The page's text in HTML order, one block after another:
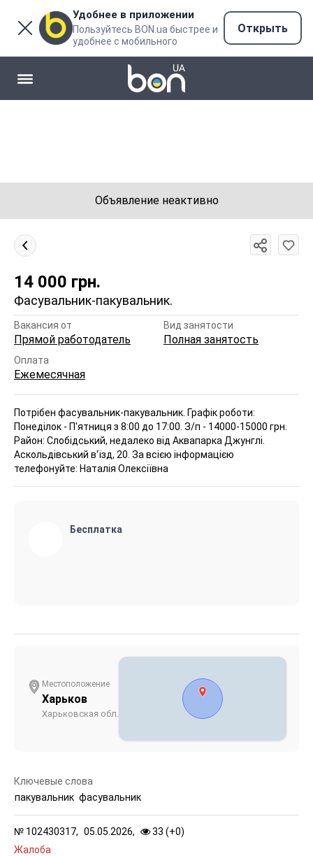
Удобнее в приложении
Пользуйтесь BON.ua быстрее и
удобнее с мобильного
Открыть
Объявление неактивно
14 000 грн.
Фасувальник-пакувальник.
Вакансия от
Прямой работодатель
Вид занятости
Полная занятость
Оплата
Ежемесячная
Потрібен фасувальник-пакувальник. Графік роботи:
Понеділок - П'ятниця з 8:00 до 17:00. З/п - 14000-15000 грн.
Район: Слобідський, недалеко від Аквапарка Джунглі.
Аскольдівський в'їзд, 20. За всією інформацією
телефонуйте: Наталія Олексіївна
№ 102430317, 05.05.2026, 33 (+0)
Жалоба
Бесплатка
Местоположение
Харьков
Харьковская обл.
Ключевые слова
пакувальник фасувальник